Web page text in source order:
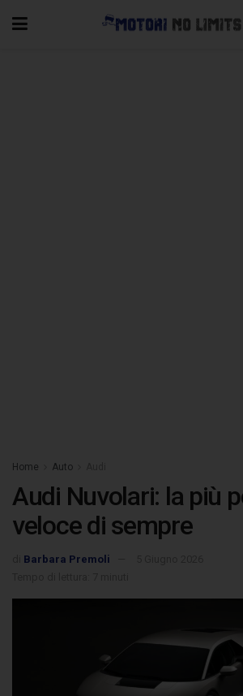
Home Auto
Audi Nuvolari: la più
veloce di sempre
Barbara Premoli